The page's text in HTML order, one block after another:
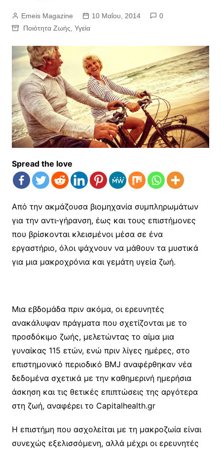
Emeis Magazine 10 Μαΐου, 2014
0
Ποιότητα Ζωής Υγεία
Spread the love
Από την ακμάζουσα βιομηχανία συμπληρωμάτων
για την αντι-γήρανση, έως και τους επιστήμονες
που βρίσκονται κλεισμένοι μέσα σε ένα
εργαστήριο, όλοι ψάχνουν να μάθουν τα μυστικά
για μια μακροχρόνια και γεμάτη υγεία ζωή.
Μια εβδομάδα πριν ακόμα, οι ερευνητές
ανακάλυψαν πράγματα που σχετίζονται με το
προσδόκιμο ζωής, μελετώντας το αίμα μια
γυναίκας 115 ετών, ενώ πριν λίγες ημέρες, στο
επιστημονικό περιοδικό BMJ αναφέρθηκαν νέα
δεδομένα σχετικά με την καθημερινή ημερήσια
άσκηση και τις θετικές επιπτώσεις της αργότερα
στη ζωή, αναφέρει το Capitalhealth.gr
Η επιστήμη που ασχολείται με τη μακροζωία είναι
συνεχώς εξελισσόμενη, αλλά μέχρι οι ερευνητές